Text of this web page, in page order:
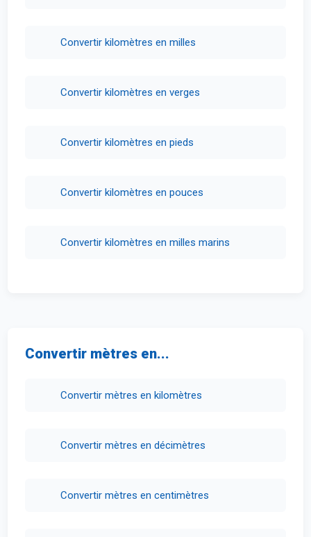
Convertir kilomètres en milles
Convertir kilomètres en verges
Convertir kilomètres en pieds
Convertir kilomètres en pouces
Convertir kilomètres en milles marins
Convertir mètres en...
Convertir mètres en kilomètres
Convertir mètres en décimètres
Convertir mètres en centimètres